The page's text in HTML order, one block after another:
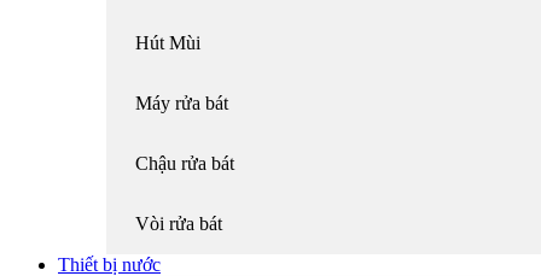
Hút Mùi
Máy rửa bát
Chậu rửa bát
Vòi rửa bát
Thiết bị nước